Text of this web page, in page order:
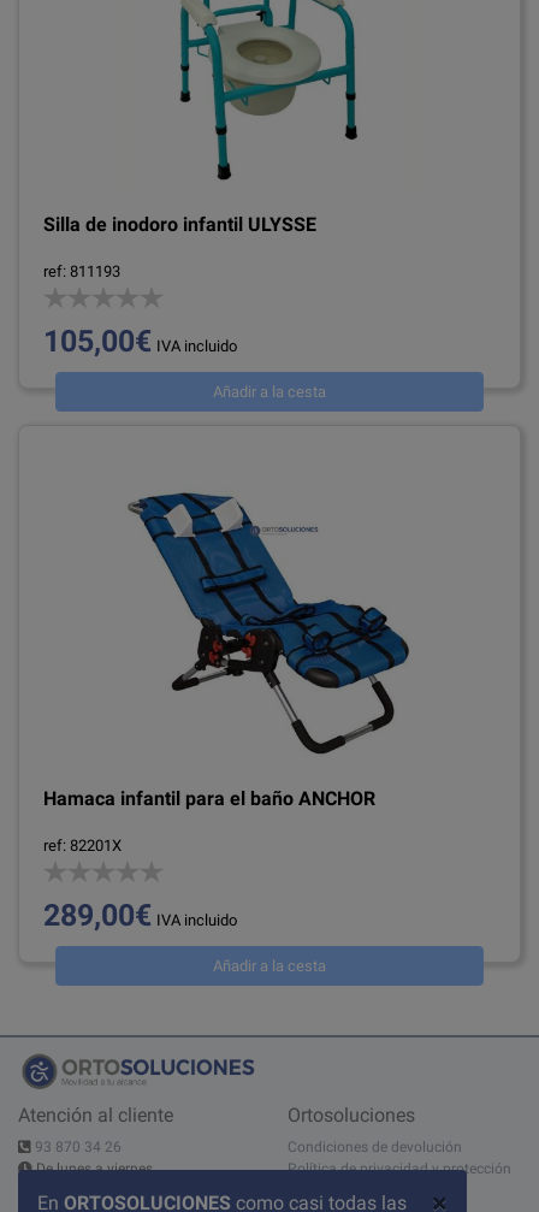
×
En ORTOSOLUCIONES como casi todas las
Silla de inodoro infantil ULYSSE
ref: 811193
105,00€ IVA incluido
Añadir a la cesta
Hamaca infantil para el baño ANCHOR
ref: 82201X
289,00€ IVA incluido
Añadir a la cesta
Atención al cliente
93 870 34 26
De lunes a viernes
Ortosoluciones
Condiciones de devolución
Política de privacidad y protección